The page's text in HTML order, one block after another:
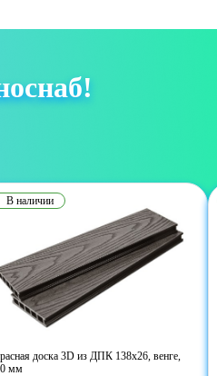
В наличии
доска 3D из ДПК 138х26, венге,
мм